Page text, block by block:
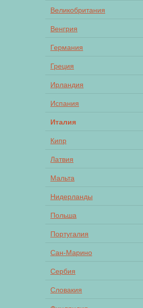
Великобритания
Венгрия
Германия
Греция
Ирландия
Испания
Италия
Кипр
Латвия
Мальта
Нидерланды
Польша
Португалия
Сан-Марино
Сербия
Словакия